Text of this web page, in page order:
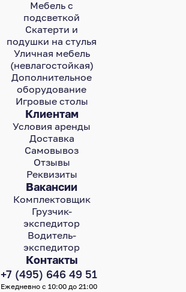
Контакты
+7 (495) 646 49 51
Ежедневно с 10:00 до 21:00
Клиентам
Условия аренды
Доставка
Самовывоз
Отзывы
Реквизиты
Вакансии
Комплектовщик
Грузчик-
экспедитор
Водитель-
экспедитор
Мебель с
подсветкой
Скатерти и
подушки на стулья
Уличная мебель
(невлагостойкая)
Дополнительное
оборудование
Игровые столы